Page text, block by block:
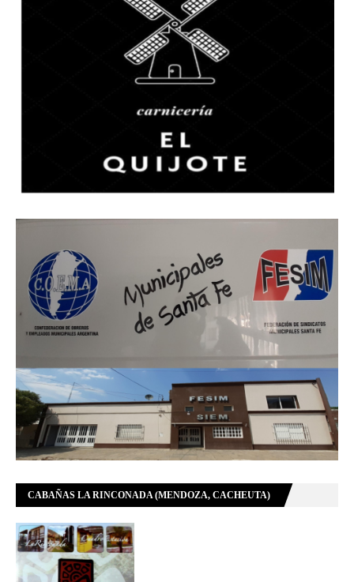
CABAÑAS LA RINCONADA (MENDOZA, CACHEUTA)